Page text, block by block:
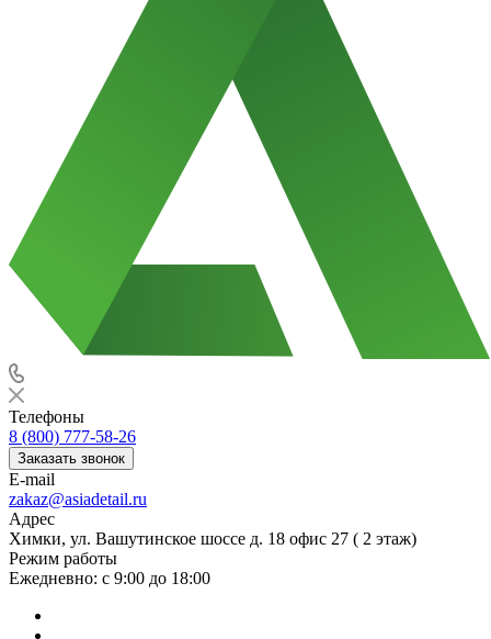
Телефоны
8 (800) 777-58-26
Заказать звонок
E-mail
zakaz@asiadetail.ru
Адрес
Химки, ул. Вашутинское шоссе д. 18 офис 27 ( 2 этаж)
Режим работы
Ежедневно: с 9:00 до 18:00